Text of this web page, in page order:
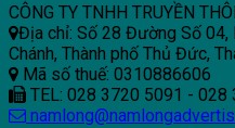
CÔNG TY TNHH TRUYỀN
Địa chỉ: Số 28 Đường Số 04,
Chánh, Thành phố Thủ Đức,
Mã số thuế: 0310886606
TEL: 028 3720 5091 - 028